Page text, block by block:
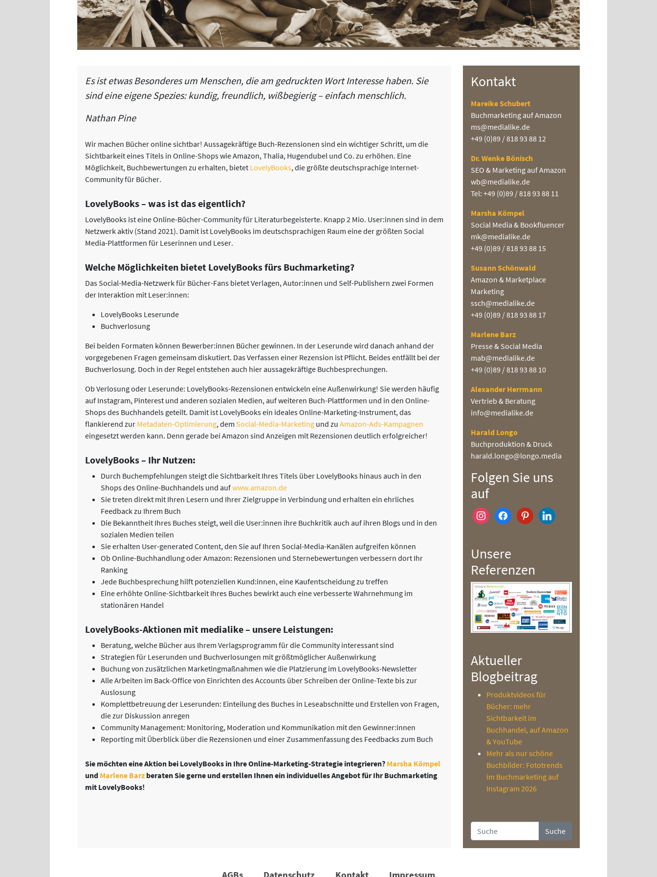
Es ist etwas Besonderes um Menschen, die am gedruckten Wort Interesse haben. Sie
sind eine eigene Spezies: kundig, freundlich, wißbegierig – einfach menschlich.
Nathan Pine
Wir machen Bücher online sichtbar! Aussagekräftige Buch-Rezensionen sind ein wichtiger Schritt, um die
Sichtbarkeit eines Titels in Online-Shops wie Amazon, Thalia, Hugendubel und Co. zu erhöhen. Eine
Möglichkeit, Buchbewertungen zu erhalten, bietet LovelyBooks, die größte deutschsprachige Internet-
Community für Bücher.
LovelyBooks – was ist das eigentlich?
LovelyBooks ist eine Online-Bücher-Community für Literaturbegeisterte. Knapp 2 Mio. User:innen sind in dem
Netzwerk aktiv (Stand 2021). Damit ist LovelyBooks im deutschsprachigen Raum eine der größten Social
Media-Plattformen für Leserinnen und Leser.
Welche Möglichkeiten bietet LovelyBooks fürs Buchmarketing?
Das Social-Media-Netzwerk für Bücher-Fans bietet Verlagen, Autor:innen und Self-Publishern zwei Formen
der Interaktion mit Leser:innen:
LovelyBooks Leserunde
Buchverlosung
Bei beiden Formaten können Bewerber:innen Bücher gewinnen. In der Leserunde wird danach anhand der
vorgegebenen Fragen gemeinsam diskutiert. Das Verfassen einer Rezension ist Pflicht. Beides entfällt bei der
Buchverlosung. Doch in der Regel entstehen auch hier aussagekräftige Buchbesprechungen.
Ob Verlosung oder Leserunde: LovelyBooks-Rezensionen entwickeln eine Außenwirkung! Sie werden häufig
auf Instagram, Pinterest und anderen sozialen Medien, auf weiteren Buch-Plattformen und in den Online-
Shops des Buchhandels geteilt. Damit ist LovelyBooks ein ideales Online-Marketing-Instrument, das
flankierend zur Metadaten-Optimierung, dem Social-Media-Marketing und zu Amazon-Ads-Kampagnen
eingesetzt werden kann. Denn gerade bei Amazon sind Anzeigen mit Rezensionen deutlich erfolgreicher!
LovelyBooks – Ihr Nutzen:
Durch Buchempfehlungen steigt die Sichtbarkeit Ihres Titels über LovelyBooks hinaus auch in den
Shops des Online-Buchhandels und aufwww.amazon.de
Sie treten direkt mit Ihren Lesern und Ihrer Zielgruppe in Verbindung und erhalten ein ehrliches
Feedback zu Ihrem Buch
Die Bekanntheit Ihres Buches steigt, weil die User:innen ihre Buchkritik auch auf ihren Blogs und in den
sozialen Medien teilen
Sie erhalten User-generated Content, den Sie auf Ihren Social-Media-Kanälen aufgreifen können
Ob Online-Buchhandlung oder Amazon: Rezensionen und Sternebewertungen verbessern dort Ihr
Ranking
Jede Buchbesprechung hilft potenziellen Kund:innen, eine Kaufentscheidung zu treffen
Eine erhöhte Online-Sichtbarkeit Ihres Buches bewirkt auch eine verbesserte Wahrnehmung im
stationären Handel
LovelyBooks-Aktionen mit medialike – unsere Leistungen:
Beratung, welche Bücher aus Ihrem Verlagsprogramm für die Community interessant sind
Strategien für Leserunden und Buchverlosungen mit größtmöglicher Außenwirkung
Buchung von zusätzlichen Marketingmaßnahmen wie die Platzierung im LovelyBooks-Newsletter
Alle Arbeiten im Back-Office von Einrichten des Accounts über Schreiben der Online-Texte bis zur
Auslosung
Komplettbetreuung der Leserunden: Einteilung des Buches in Leseabschnitte und Erstellen von Fragen,
die zur Diskussion anregen
Community Management: Monitoring, Moderation und Kommunikation mit den Gewinner:innen
Reporting mit Überblick über die Rezensionen und einer Zusammenfassung des Feedbacks zum Buch
Sie möchten eine Aktion bei LovelyBooks in Ihre Online-Marketing-Strategie integrieren? Marsha Kömpel
und Marlene Barz beraten Sie gerne und erstellen Ihnen ein individuelles Angebot für Ihr Buchmarketing
mit LovelyBooks!
Kontakt
Mareike Schubert
Buchmarketing auf Amazon
ms@medialike.de
+49 (0)89 / 818 93 88 12
Dr. Wenke Bönisch
SEO & Marketing auf Amazon
wb@medialike.de
Tel: +49 (0)89 / 818 93 88 11
Marsha Kömpel
Social Media & Bookfluencer
mk@medialike.de
+49 (0)89 / 818 93 88 15
Susann Schönwald
Amazon & Marketplace
Marketing
ssch@medialike.de
+49 (0)89 / 818 93 88 17
Marlene Barz
Presse & Social Media
mab@medialike.de
+49 (0)89 / 818 93 88 10
Alexander Herrmann
Vertrieb & Beratung
info@medialike.de
Harald Longo
Buchproduktion & Druck
harald.longo@longo.media
Folgen Sie uns
auf
instagramfacebookpinterestlinkedin
Unsere
Referenzen
Aktueller
Blogbeitrag
Produktvideos für
Bücher: mehr
Sichtbarkeit im
Buchhandel, auf Amazon
& YouTube
Mehr als nur schöne
Buchbilder: Fototrends
im Buchmarketing auf
Instagram 2026
Suche
AGBs Datenschutz Kontakt Impressum